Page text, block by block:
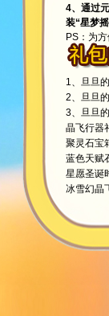
4、通过
装“星梦
PS：为
1、旦旦
2、旦旦
3、旦旦
晶飞行器
聚灵石宝
蓝色天赋
星愿圣诞
冰雪幻晶